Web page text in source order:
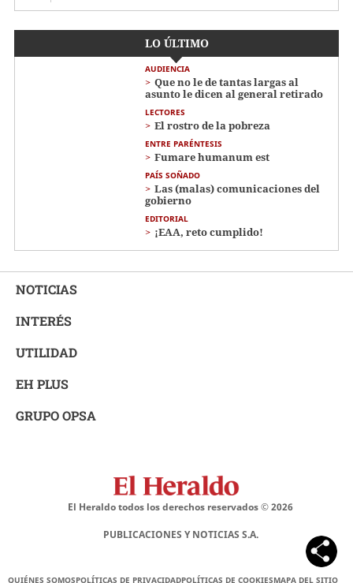
LO ÚLTIMO
AUDIENCIA
Que no le de tantas largas al
asunto le dicen al general retirado
LECTORES
El rostro de la pobreza
ENTRE PARÉNTESIS
Fumare humanum est
PAÍS SOÑADO
Las (malas) comunicaciones del
gobierno
EDITORIAL
¡EAA, reto cumplido!
NOTICIAS
INTERÉS
UTILIDAD
EH PLUS
GRUPO OPSA
El Heraldo todos los derechos reservados ©2026
PUBLICACIONES Y NOTICIAS S.A.
QUIÉNES SOMOSPOLÍTICAS DE PRIVACIDADPOLÍTICAS DE COOKIESMAPA DEL SITIO